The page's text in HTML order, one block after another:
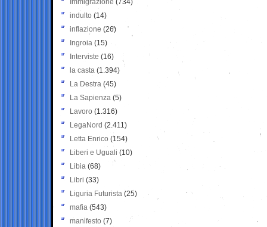
Immigrazione (734)
indulto (14)
inflazione (26)
Ingroia (15)
Interviste (16)
la casta (1.394)
La Destra (45)
La Sapienza (5)
Lavoro (1.316)
LegaNord (2.411)
Letta Enrico (154)
Liberi e Uguali (10)
Libia (68)
Libri (33)
Liguria Futurista (25)
mafia (543)
manifesto (7)